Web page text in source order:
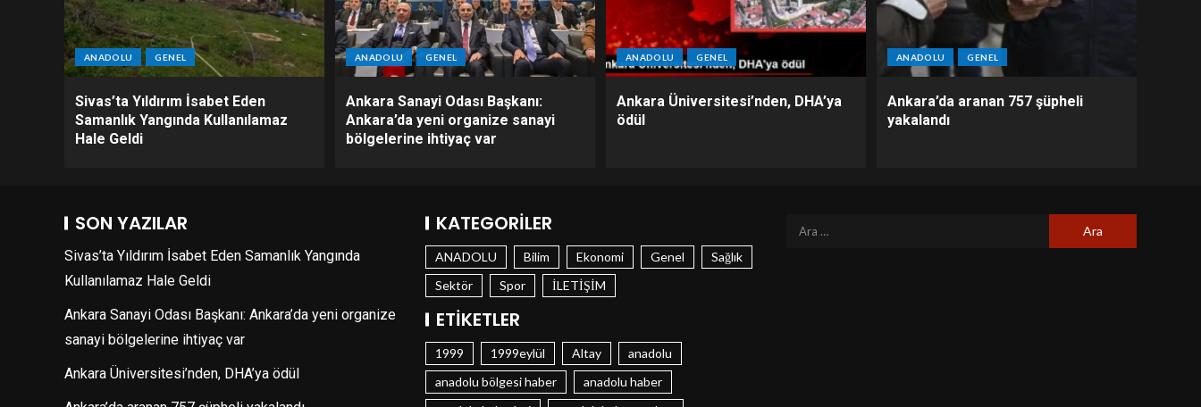
ANADOLU GENEL
Sivas’ta Yıldırım İsabet Eden
Samanlık Yangında Kullanılamaz
Hale Geldi
ANADOLU GENEL
Ankara Sanayi Odası Başkanı:
Ankara’da yeni organize sanayi
bölgelerine ihtiyaç var
ANADOLU GENEL
Ankara Üniversitesi’nden, DHA’ya
ödül
ANADOLU GENEL
Ankara’da aranan 757 şüpheli
yakalandı
SON YAZILAR
Sivas’ta Yıldırım İsabet Eden Samanlık Yangında
Kullanılamaz Hale Geldi
Ankara Sanayi Odası Başkanı: Ankara’da yeni organize
sanayi bölgelerine ihtiyaç var
Ankara Üniversitesi’nden, DHA’ya ödül
KATEGORILER
ANADOLU Bilim Ekonomi Genel
Sağlık
Sektör
Spor İLETİŞİM
ETIKETLER
1999 1999eylül Altay
anadolu
anadolu bölgesi haber
anadolu haber